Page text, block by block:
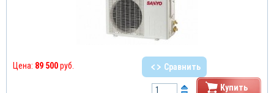
Цена: 89 500руб. Сравнить
Купить